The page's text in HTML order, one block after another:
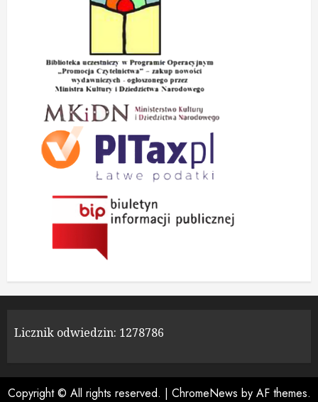
Licznik odwiedzin: 1278786
Copyright © All rights reserved. | ChromeNews by AF themes.